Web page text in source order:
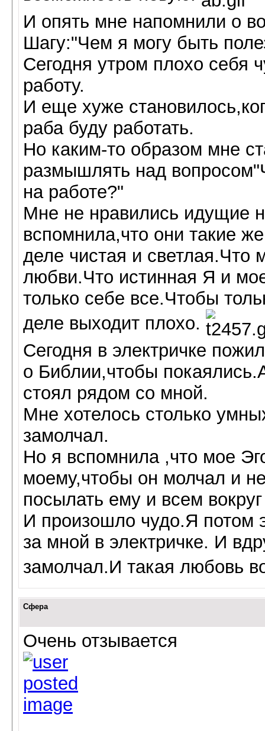
И опять мне напомнили о
Шагу:"Чем я могу быть
Сегодня утром плохо себя
работу.
И еще хуже
раба буду работать.
Но каким-то образом мне
размышлять над
на работе?"
Мне не нравились идущие
вспомнила,что они такие
деле чистая и светлая.Что
любви.Что истинная Я и
только себе все.Чтобы
деле выходит плохо.
Сегодня в электричке
о Библии,чтобы
стоял рядом со мной.
Мне хотелось столько
замолчал.
Но я вспомнила ,что мое
моему,чтобы он молчал и
посылать ему и всем
И произошло чудо.Я потом
за мной в электричке. И
замолчал.И такая любовь
Сфера
Очень отзывается